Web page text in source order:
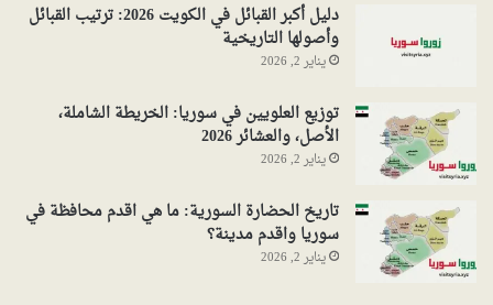
دليل أكبر القبائل في الكويت 2026: ترتيب القبائل
وأصولها التاريخية
يناير 2, 2026
توزيع العلويين في سوريا: الخريطة الشاملة،
الأصل، والعشائر 2026
يناير 2, 2026
تاريخ الحضارة السورية: ما هي اقدم محافظة في
سوريا واقدم مدينة؟
يناير 2, 2026